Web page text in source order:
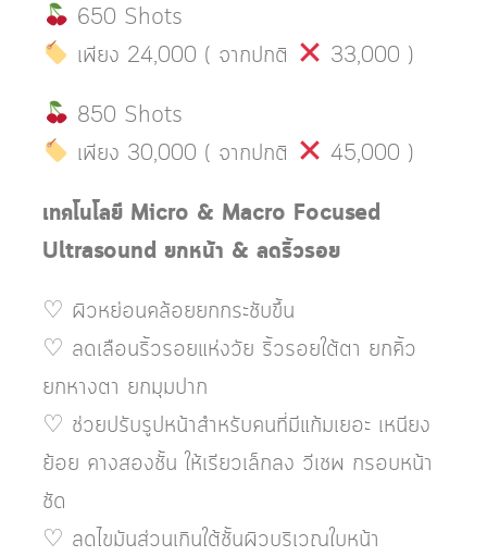
650 Shots
เพียง 24,000 ( จากปกติ
33,000 )
850 Shots
เพียง 30,000 ( จากปกติ
45,000 )
เทคโนโลยี Micro & Macro Focused
Ultrasound ยกหน้า & ลดริ้วรอย
♡ ผิวหย่อนคล้อยยกกระชับขึ้น
♡ ลดเลือนริ้วรอยแห่งวัย ริ้วรอยใต้ตา ยกคิ้ว
ยกหางตา ยกมุมปาก
♡ ช่วยปรับรูปหน้าสำหรับคนที่มีแก้มเยอะ เหนียง
ย้อย คางสองชั้น ให้เรียวเล็กลง วีเชพ กรอบหน้า
ชัด
♡ ลดไขมันส่วนเกินใต้ชั้นผิวบริเวณใบหน้า